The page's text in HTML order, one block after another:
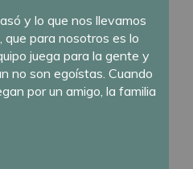
y lo que nos llevamos
que para nosotros es lo
juega para la gente y
no son egoístas. Cuando
por un amigo, la familia